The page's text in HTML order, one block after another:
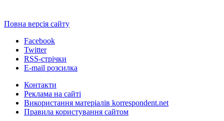
Повна версія сайту
Facebook
Twitter
RSS-стрічки
E-mail розсилка
Контакти
Реклама на сайті
Використання матеріалів korrespondent.net
Правила користування сайтом